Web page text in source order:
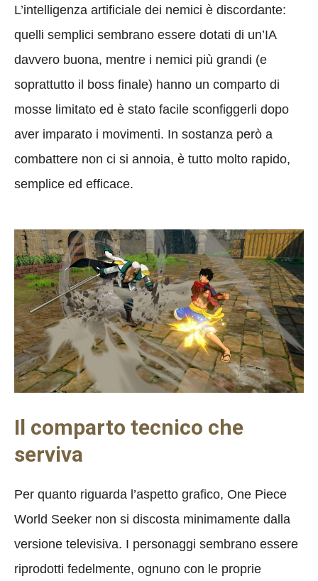
L’intelligenza artificiale dei nemici è discordante:
quelli semplici sembrano essere dotati di un’IA
davvero buona, mentre i nemici più grandi (e
soprattutto il boss finale) hanno un comparto di
mosse limitato ed è stato facile sconfiggerli dopo
aver imparato i movimenti. In sostanza però a
combattere non ci si annoia, è tutto molto rapido,
semplice ed efficace.
Il comparto tecnico che
serviva
Per quanto riguarda l’aspetto grafico, One Piece
World Seeker non si discosta minimamente dalla
versione televisiva. I personaggi sembrano essere
riprodotti fedelmente, ognuno con le proprie